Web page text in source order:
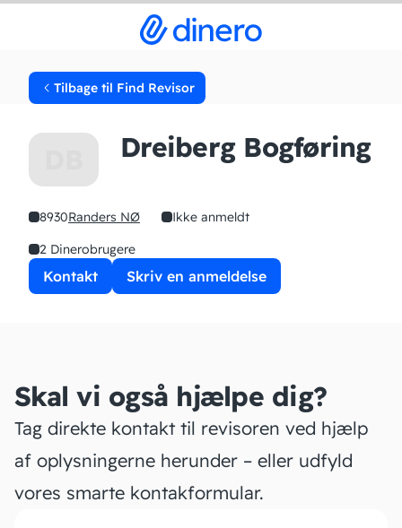
Tilbage til Find Revisor
Dreiberg Bogføring
8930Randers NØ
Ikke anmeldt
2 Dinerobrugere
Kontakt Skriv en anmeldelse
Skal vi også hjælpe dig?
Tag direkte kontakt til revisoren ved hjælp
af oplysningerne herunder – eller udfyld
vores smarte kontakformular.